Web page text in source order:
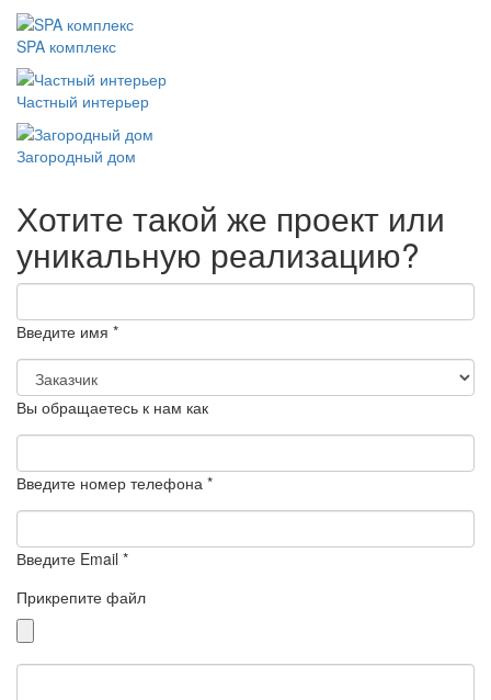
SPA комплекс
Частный интерьер
Загородный дом
Хотите такой же проект или
уникальную реализацию?
Введите имя *
Вы обращаетесь к нам как
Введите номер телефона *
Введите Email *
Прикрепите файл